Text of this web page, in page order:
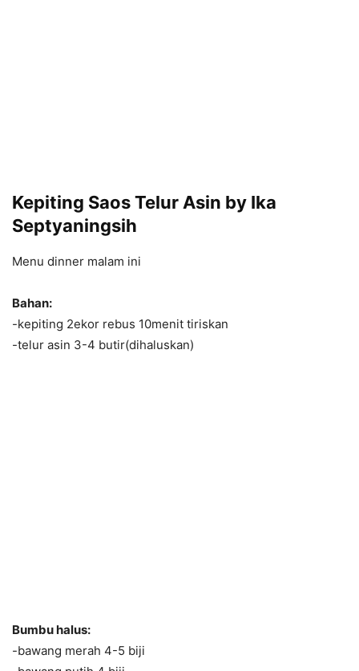
Kepiting Saos Telur Asin by Ika
Septyaningsih
Menu dinner malam ini
Bahan:
-kepiting 2ekor rebus 10menit tiriskan
-telur asin 3-4 butir(dihaluskan)
Bumbu halus:
-bawang merah 4-5 biji